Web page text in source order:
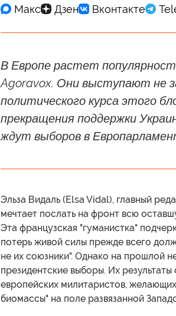
В Европе растет
Agoravox. Они выступают не
политического курса этого
прекращения поддержки
ждут выборов в
Эльза Видаль (Elsa Vidal), главный
мечтает послать на фронт всю
Эта французская "гуманистка"
потерь живой силы прежде всего
не их союзники". Однако на прошлой
президентские выборы. Их
европейских милитаристов,
биомассы" на поле развязанной